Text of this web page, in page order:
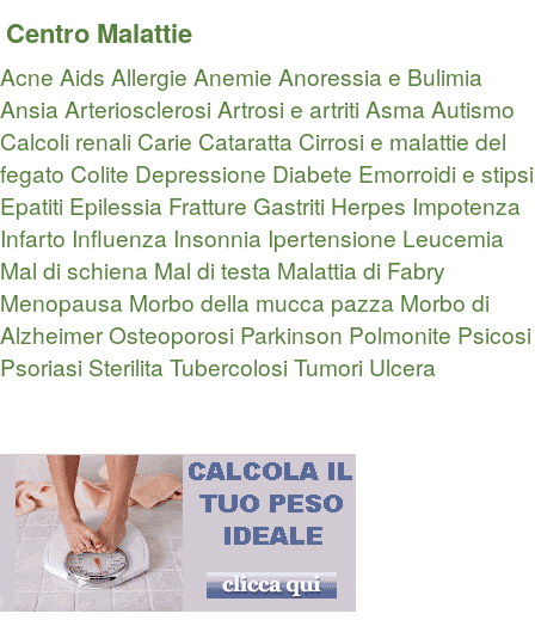
Centro Malattie
Acne Aids Allergie Anemie Anoressia e Bulimia
AnsiaArteriosclerosiArtrosi e artritiAsmaAutismo
Calcoli renali Carie Cataratta Cirrosi e malattie del
fegato Colite Depressione Diabete Emorroidi e stipsi
Epatiti Epilessia Fratture Gastriti Herpes Impotenza
Infarto Influenza Insonnia Ipertensione Leucemia
Mal di schiena Mal di testa Malattia di Fabry
Menopausa Morbo della mucca pazza Morbo di
AlzheimerOsteoporosi Parkinson Polmonite Psicosi
Psoriasi SterilitaTubercolosiTumori Ulcera